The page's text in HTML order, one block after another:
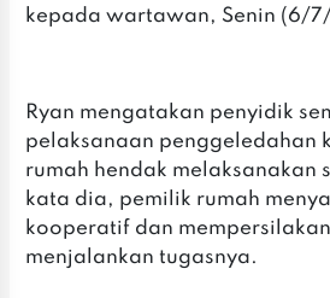
kepada wartawan, Senin (6/
Ryan mengatakan penyidik
pelaksanaan penggeledahan
rumah hendak melaksanakan
kata dia, pemilik rumah
kooperatif dan
menjalankan tugasnya.